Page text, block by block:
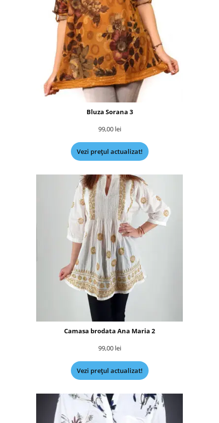
Bluza Sorana 3
99,00 lei
Vezi prețul actualizat!
Camasa brodata Ana Maria 2
99,00 lei
Vezi prețul actualizat!